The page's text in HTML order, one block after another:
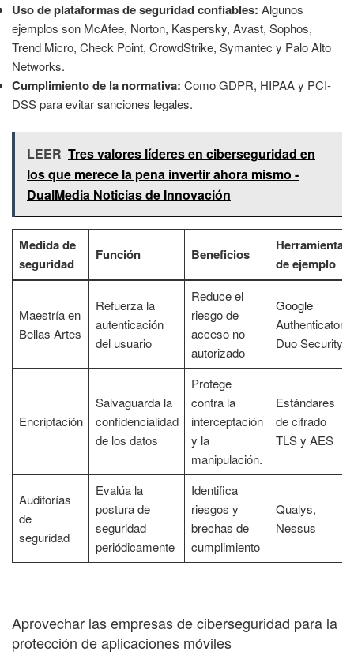
Uso de plataformas de seguridad confiables: Algunos
ejemplos son McAfee, Norton, Kaspersky, Avast, Sophos,
Trend Micro, Check Point, CrowdStrike, Symantec y Palo Alto
Networks.
Cumplimiento de la normativa: Como GDPR, HIPAA y PCI-
DSS para evitar sanciones legales.
LEER Tres valores líderes en ciberseguridad en
los que merece la pena invertir ahora mismo -
DualMedia Noticias de Innovación
Medida de
seguridad
Función Beneficios
Herramientas
de ejemplo
Maestría en
Bellas Artes
Refuerza la
autenticación
del usuario
Reduce el
riesgo de
acceso no
autorizado
Google
Authenticator,
Duo Security
Encriptación
Salvaguarda la
confidencialidad
de los datos
Protege
contra la
interceptación
y la
manipulación.
Estándares
de cifrado
TLS y AES
Auditorías
de
seguridad
Evalúa la
postura de
seguridad
periódicamente
Identifica
riesgos y
brechas de
cumplimiento
Qualys,
Nessus
Aprovechar las empresas de ciberseguridad para la
protección de aplicaciones móviles